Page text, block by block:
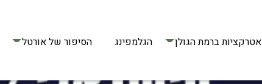
אטרקציות ברמת הגולן הגלמפינג הסיפור של אורטל